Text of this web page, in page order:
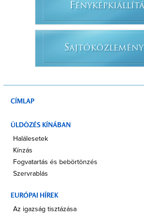
F
S
CÍMLAP
ÜLDÖZÉS KÍNÁBAN
Halálesetek
Kínzás
Fogvatartás és bebörtönzés
Szervrablás
EURÓPAI HÍREK
Az igazság tisztázása